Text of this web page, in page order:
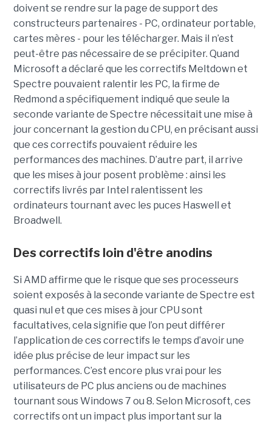
doivent se rendre sur la page de support des
constructeurs partenaires - PC, ordinateur portable,
cartes mères - pour les télécharger. Mais il n’est
peut-être pas nécessaire de se précipiter. Quand
Microsoft a déclaré que les correctifs Meltdown et
Spectre pouvaient ralentir les PC, la firme de
Redmond a spécifiquement indiqué que seule la
seconde variante de Spectre nécessitait une mise à
jour concernant la gestion du CPU, en précisant aussi
que ces correctifs pouvaient réduire les
performances des machines. D’autre part, il arrive
que les mises à jour posent problème : ainsi les
correctifs livrés par Intel ralentissent les
ordinateurs tournant avec les puces Haswell et
Broadwell.
Des correctifs loin d'être anodins
Si AMD affirme que le risque que ses processeurs
soient exposés à la seconde variante de Spectre est
quasi nul et que ces mises à jour CPU sont
facultatives, cela signifie que l’on peut différer
l’application de ces correctifs le temps d’avoir une
idée plus précise de leur impact sur les
performances. C’est encore plus vrai pour les
utilisateurs de PC plus anciens ou de machines
tournant sous Windows 7 ou 8. Selon Microsoft, ces
correctifs ont un impact plus important sur la